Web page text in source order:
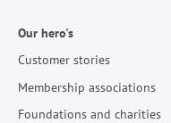
Our hero's
Customer stories
Membership associations
Foundations and charities